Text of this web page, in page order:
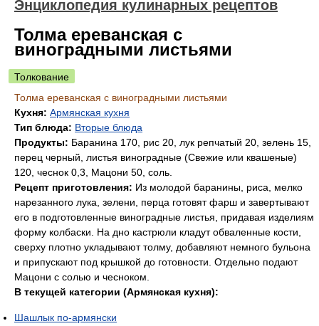
Энциклопедия кулинарных рецептов
Толма ереванская с
виноградными листьями
Толкование
Толма ереванская с виноградными листьями
Кухня: Армянская кухня
Тип блюда: Вторые блюда
Продукты: Баранина 170, рис 20, лук репчатый 20, зелень 15,
перец черный, листья виноградные (Свежие или квашеные)
120, чеснок 0,3, Мацони 50, соль.
Рецепт приготовления: Из молодой баранины, риса, мелко
нарезанного лука, зелени, перца готовят фарш и завертывают
его в подготовленные виноградные листья, придавая изделиям
форму колбаски. На дно кастрюли кладут обваленные кости,
сверху плотно укладывают толму, добавляют немного бульона
и припускают под крышкой до готовности. Отдельно подают
Мацони с солью и чесноком.
В текущей категории (Армянская кухня):
Шашлык по-армянски